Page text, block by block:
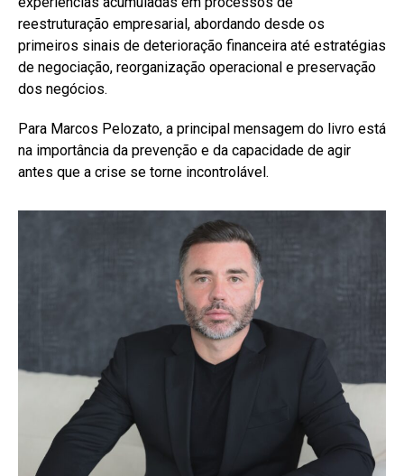
reestruturação empresarial, abordando desde os
primeiros sinais de deterioração financeira até estratégias
de negociação, reorganização operacional e preservação
dos negócios.
Para Marcos Pelozato, a principal mensagem do livro está
na importância da prevenção e da capacidade de agir
antes que a crise se torne incontrolável.